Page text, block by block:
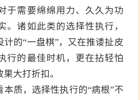
于需要绵绵用力、久久为功
。诸如此类的选择性执行，
计的“一盘棋”，又在推诿扯皮
行的最佳时机，更在拈轻怕
大打折扣。
本质，选择性执行的“病根”不